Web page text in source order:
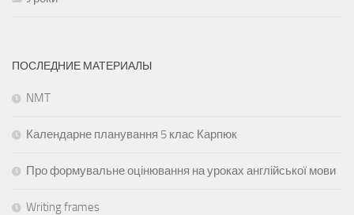
ПОСЛЕДНИЕ МАТЕРИАЛЫ
NMT
Календарне планування 5 клас Карпюк
Про формувальне оцінювання на уроках англійської мови
Writing frames